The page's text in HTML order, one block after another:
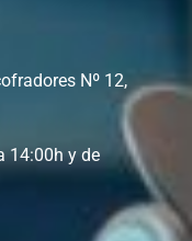
Nº 12,
14:00h y de